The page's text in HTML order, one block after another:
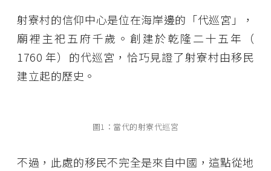
射寮村的信仰中心是位在海岸邊的「代巡宮」，
廟裡主祀五府千歲。創建於乾隆二十五年（
1760 年）的代巡宮，恰巧見證了射寮村由移民
建立起的歷史。
圖1：當代的射寮代巡宮
不過，此處的移民不完全是來自中國，這點從地